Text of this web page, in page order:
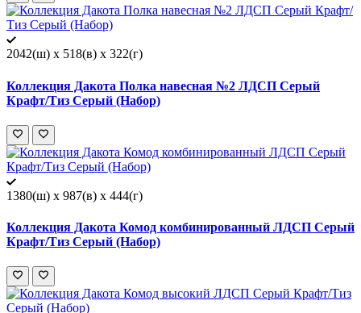
2042(ш) x 518(в) x 322(г)
Коллекция Дакота Полка навесная №2 ЛДСП Серый
Крафт/Тиз Серый (Набор)
1380(ш) x 987(в) x 444(г)
Коллекция Дакота Комод комбинированный ЛДСП Серый
Крафт/Тиз Серый (Набор)